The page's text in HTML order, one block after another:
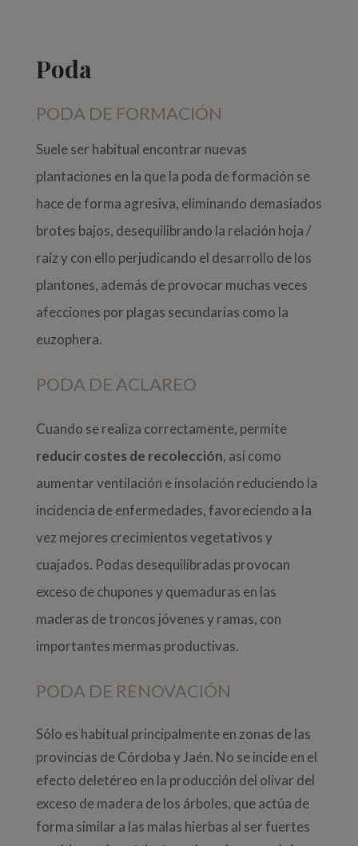
Poda
PODA DE FORMACIÓN
Suele ser habitual encontrar nuevas
plantaciones en la que la poda de formación se
hace de forma agresiva, eliminando demasiados
brotes bajos, desequilibrando la relación hoja /
raíz y con ello perjudicando el desarrollo de los
plantones, además de provocar muchas veces
afecciones por plagas secundarias como la
euzophera.
PODA DE ACLAREO
Cuando se realiza correctamente, permite
reducir costes de recolección, así como
aumentar ventilación e insolación reduciendo la
incidencia de enfermedades, favoreciendo a la
vez mejores crecimientos vegetativos y
cuajados. Podas desequilibradas provocan
exceso de chupones y quemaduras en las
maderas de troncos jóvenes y ramas, con
importantes mermas productivas.
PODA DE RENOVACIÓN
Sólo es habitual principalmente en zonas de las
provincias de Córdoba y Jaén. No se incide en el
efecto deletéreo en la producción del olivar del
exceso de madera de los árboles, que actúa de
forma similar a las malas hierbas al ser fuertes